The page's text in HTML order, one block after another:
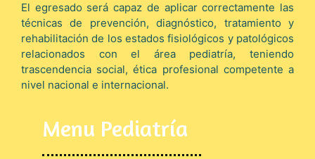
El egresado será capaz de aplicar correctamente las
técnicas de prevención, diagnóstico, tratamiento y
rehabilitación de los estados fisiológicos y patológicos
relacionados con el área pediatría, teniendo
trascendencia social, ética profesional competente a
nivel nacional e internacional.
Menu Pediatría